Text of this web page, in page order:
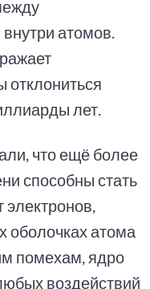
атомов.
отклониться
лет.
что ещё более
способны стать
оболочках атома
помехам, ядро
воздействий